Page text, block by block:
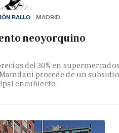
neoyorquino
del 30% en
procede de un subsidio
encubierto
RALLO MADRID